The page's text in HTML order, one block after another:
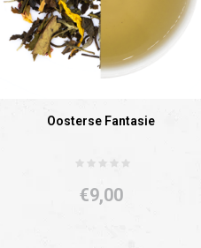
Oosterse Fantasie
€9,00